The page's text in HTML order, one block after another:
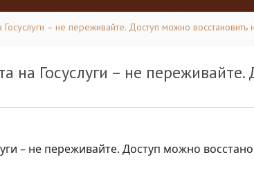
– не переживайте. Доступ можно восстановить
на Госуслуги – не
– не переживайте. Доступ можно